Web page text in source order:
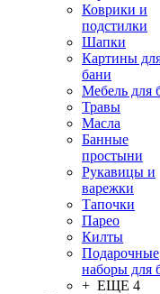
Коврики и
подстилки
Шапки
Картины
бани
Мебель для
Травы
Масла
Банные
простыни
Рукавицы и
варежки
Тапочки
Парео
Килты
Подарочные
наборы для
+ ЕЩЕ 4